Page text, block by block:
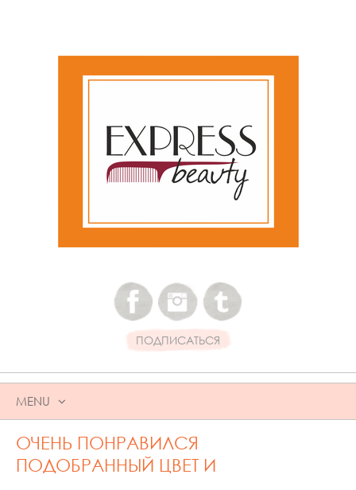
ПОДПИСАТЬСЯ
MENU
SKIP
TO
CONTENT
ОЧЕНЬ ПОНРАВИЛСЯ
ПОДОБРАННЫЙ ЦВЕТ И